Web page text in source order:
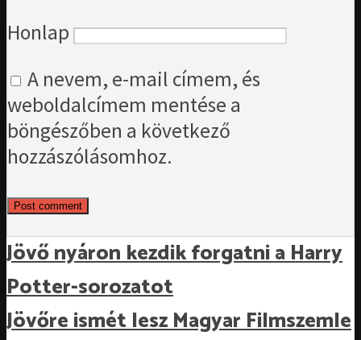
Honlap
A nevem, e-mail címem, és
weboldalcímem mentése a
böngészőben a következő
hozzászólásomhoz.
Jövő nyáron kezdik forgatni a Harry
Potter-sorozatot
Jövőre ismét lesz Magyar Filmszemle